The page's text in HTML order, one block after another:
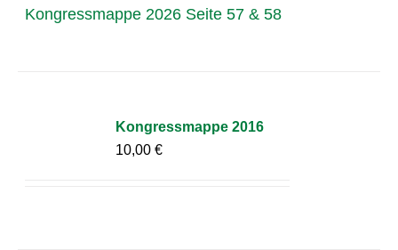
Kongressmappe 2026 Seite 57 & 58
Kongressmappe 2016
10,00€